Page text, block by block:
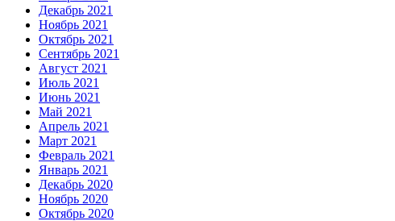
Декабрь 2021
Ноябрь 2021
Октябрь 2021
Сентябрь 2021
Август 2021
Июль 2021
Июнь 2021
Май 2021
Апрель 2021
Март 2021
Февраль 2021
Январь 2021
Декабрь 2020
Ноябрь 2020
Октябрь 2020